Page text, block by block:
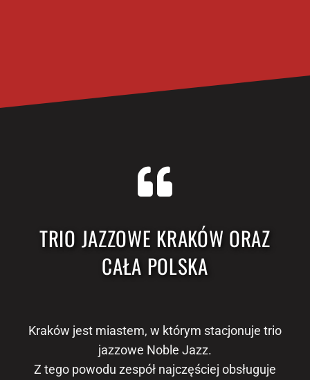
TRIO JAZZOWE KRAKÓW ORAZ
CAŁA POLSKA
Kraków jest miastem, w którym stacjonuje trio
jazzowe Noble Jazz.
Z tego powodu zespół najczęściej obsługuje